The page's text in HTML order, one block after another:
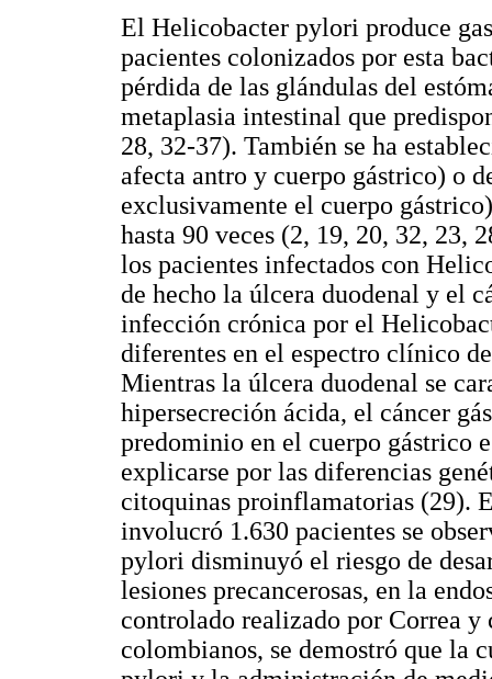
El Helicobacter pylori produce
pacientes colonizados por esta
pérdida de las glándulas del
metaplasia intestinal que
28, 32-37). También se ha
afecta antro y cuerpo gástrico) o
exclusivamente el cuerpo
hasta 90 veces (2, 19, 20, 32, 23,
los pacientes infectados con
de hecho la úlcera duodenal y el
infección crónica por el
diferentes en el espectro clínico
Mientras la úlcera duodenal se
hipersecreción ácida, el cáncer
predominio en el cuerpo gástrico
explicarse por las diferencias
citoquinas proinflamatorias (29).
involucró 1.630 pacientes se
pylori disminuyó el riesgo de
lesiones precancerosas, en la
controlado realizado por Correa y
colombianos, se demostró que la